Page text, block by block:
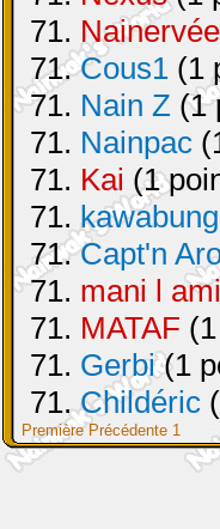
71. Nainervée
71.Cous1 (1
71. Nain Z (1
71. Nainpac
71. Kai (1
71.
71.Capt'n
71. mani l
71. MATAF
71. Gerbi(1
71.Childéric
Première Précédente 1